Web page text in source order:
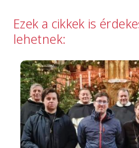
Ezek a cikkek is
lehetnek:
Image